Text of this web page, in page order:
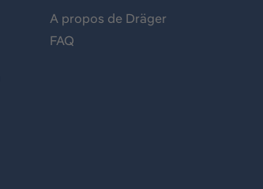
A propos de Dräger
FAQ